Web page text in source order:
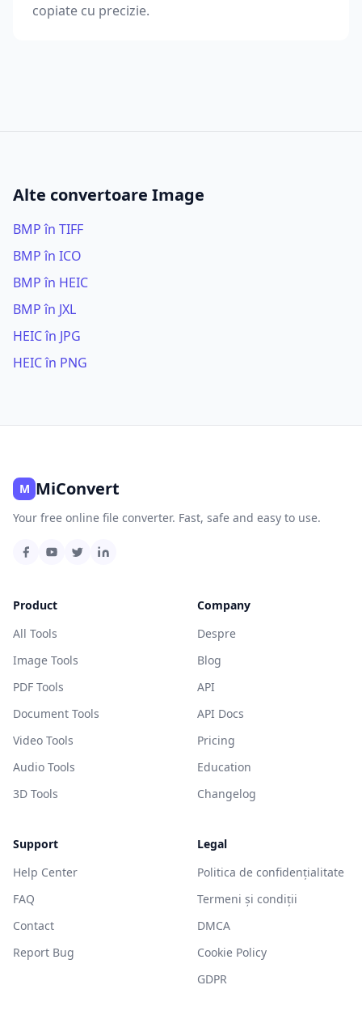
copiate cu precizie.
Alte convertoare Image
BMP în TIFF
BMP în ICO
BMP în HEIC
BMP în JXL
HEIC în JPG
HEIC în PNG
M MiConvert
Your free online file converter. Fast, safe and easy to use.
Product
All Tools
Image Tools
PDF Tools
Document Tools
Video Tools
Audio Tools
3D Tools
Company
Despre
Blog
API
API Docs
Pricing
Education
Changelog
Support
Help Center
FAQ
Contact
Report Bug
Legal
Politica de confidențialitate
Termeni și condiții
DMCA
Cookie Policy
GDPR